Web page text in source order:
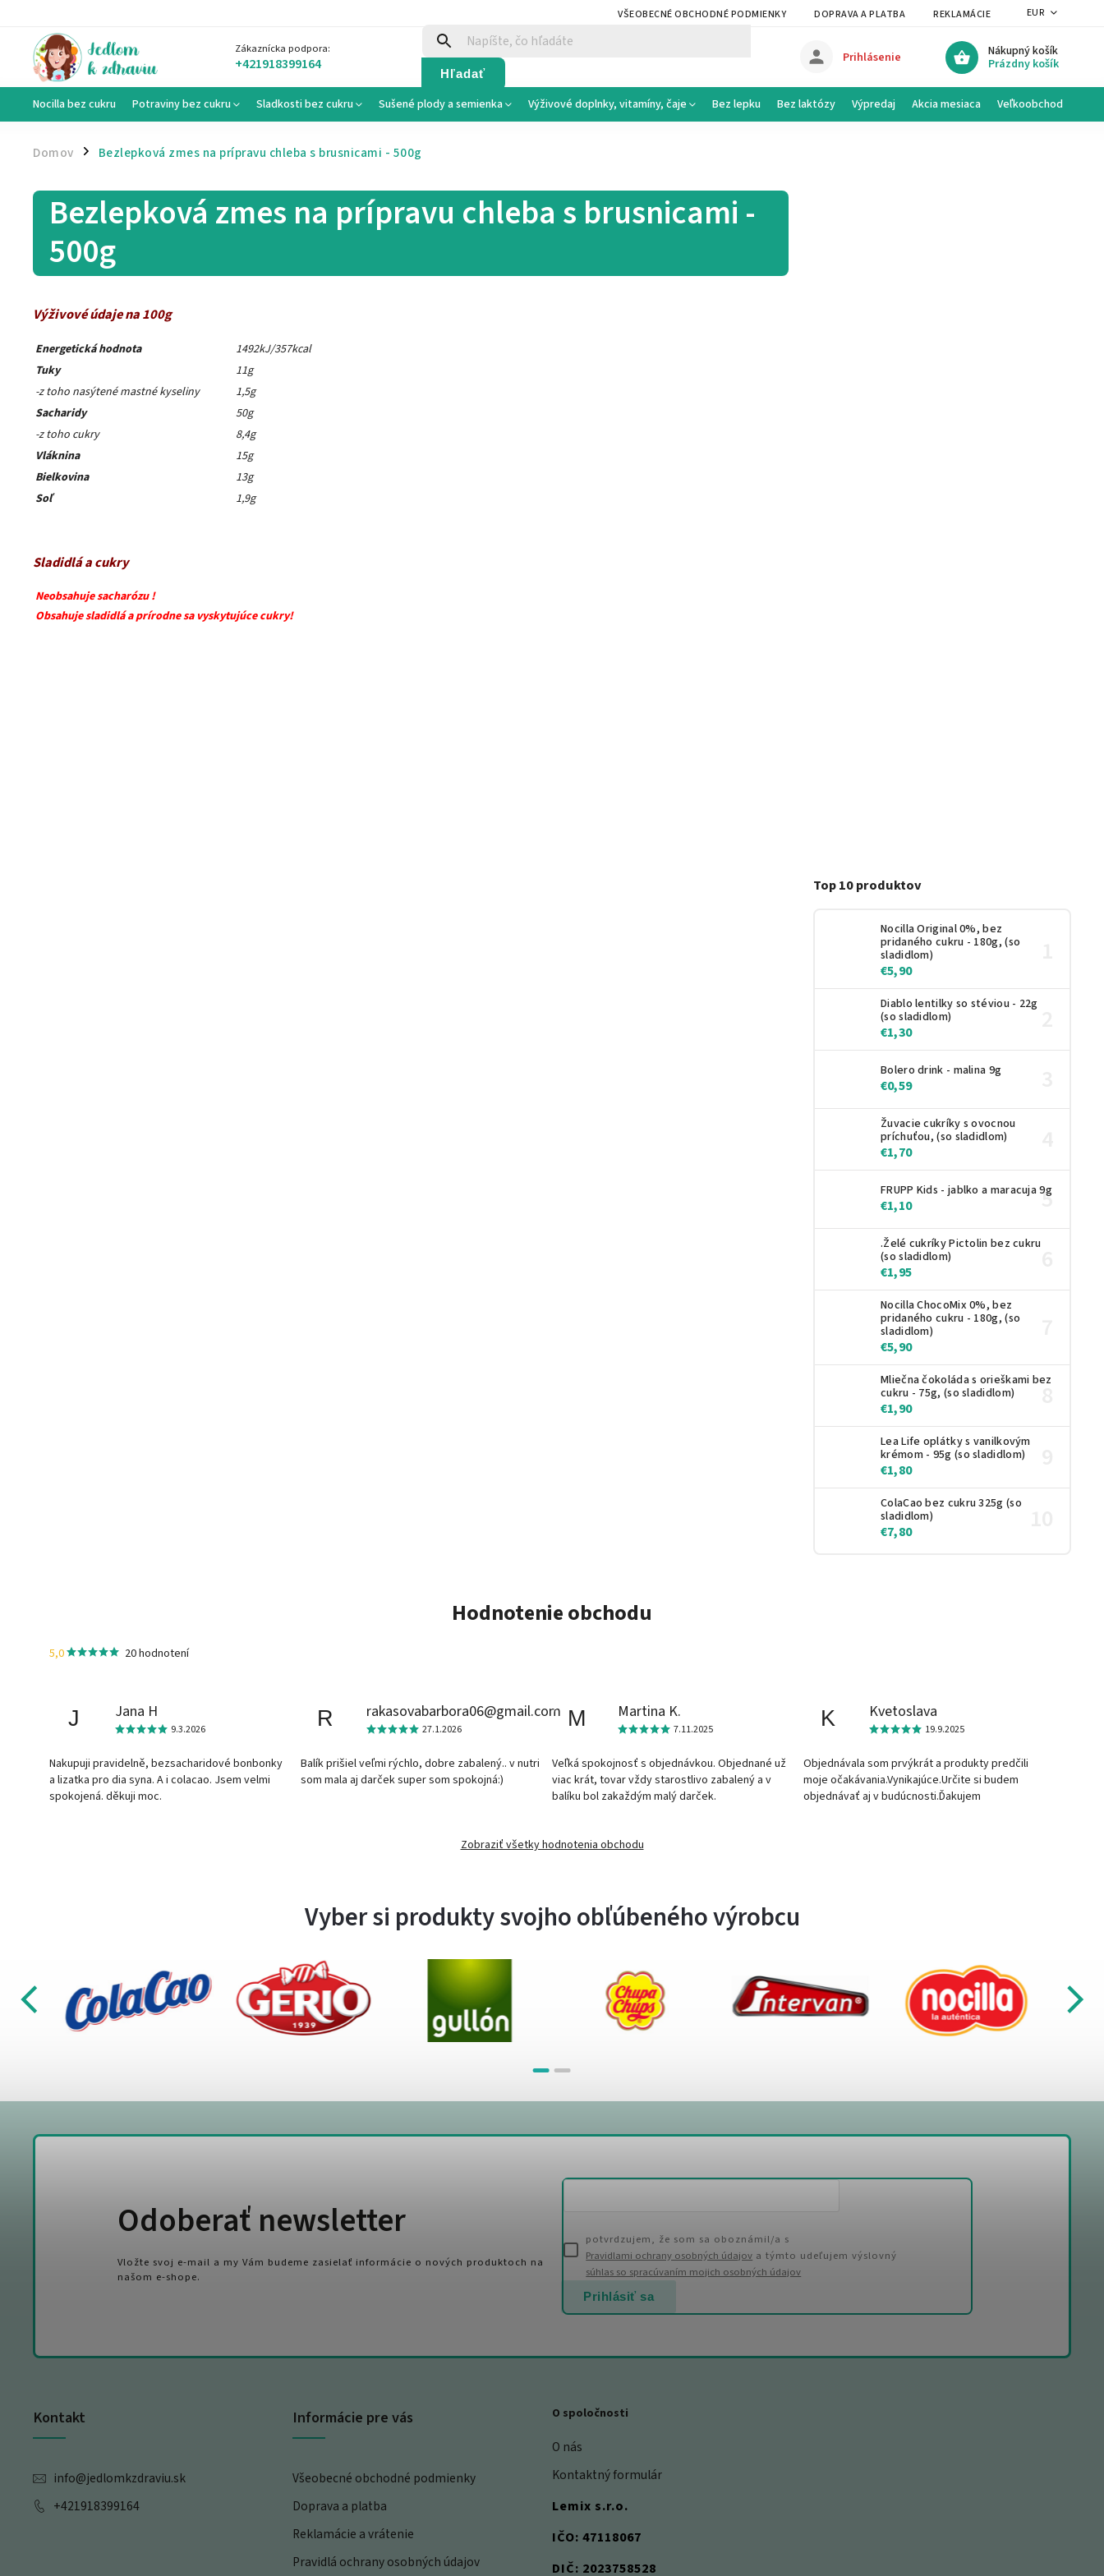
VŠEOBECNÉ OBCHODNÉ PODMIENKY DOPRAVA A PLATBA REKLAMÁCIE A VRÁTENIE
EUR
Zákaznícka podpora:
+421918399164 Hľadať
Nákupný košík
Prázdny košík
Prihlásenie
Nocilla bez cukru Potraviny bez cukru Sladkosti bez cukru Sušené plody a semienka Výživové doplnky, vitamíny, čaje Bez lepku Bez laktózy Výpredaj Akcia mesiaca Veľkoobchod
Domov / Bezlepková zmes na prípravu chleba s brusnicami - 500g
Top 10 produktov
Nocilla Original 0%, bez
pridaného cukru - 180g, (so
sladidlom)
€5,90
Diablo lentilky so stéviou - 22g
(so sladidlom)
€1,30
Bolero drink - malina 9g
€0,59
Žuvacie cukríky s ovocnou
príchuťou, (so sladidlom)
€1,70
FRUPP Kids - jablko a maracuja 9g
€1,10
.Želé cukríky Pictolin bez cukru
(so sladidlom)
€1,95
Nocilla ChocoMix 0%, bez
pridaného cukru - 180g, (so
sladidlom)
€5,90
Mliečna čokoláda s orieškami bez
cukru - 75g, (so sladidlom)
€1,90
Lea Life oplátky s vanilkovým
krémom - 95g (so sladidlom)
€1,80
ColaCao bez cukru 325g (so
sladidlom)
€7,80
Bezlepková zmes na prípravu chleba s brusnicami -
500g
Výživové údaje na 100g
Energetická hodnota
1492kJ/357kcal
Tuky
11g
-z toho nasýtené mastné kyseliny
1,5g
Sacharidy
50g
-z toho cukry
8,4g
Vláknina
15g
Bielkovina
13g
Soľ
1,9g
Sladidlá a cukry
Neobsahuje sacharózu !
Obsahuje sladidlá a prírodne sa vyskytujúce cukry!
Hodnotenie obchodu
5,0 20 hodnotení
J Jana H
9.3.2026
Nakupuji pravidelně, bezsacharidové bonbonky
a lizatka pro dia syna. A i colacao. Jsem velmi
spokojená. děkuji moc.
R rakasovabarbora06@gmail.com
27.1.2026
Balík prišiel veľmi rýchlo, dobre zabalený.. v nutri
som mala aj darček super som spokojná:)
M Martina K.
7.11.2025
Veľká spokojnosť s objednávkou. Objednané už
viac krát, tovar vždy starostlivo zabalený a v
balíku bol zakaždým malý darček.
K Kvetoslava
19.9.2025
Objednávala som prvýkrát a produkty predčili
moje očakávania.Vynikajúce.Určite si budem
objednávať aj v budúcnosti.Ďakujem
Zobraziť všetky hodnotenia obchodu
Vyber si produkty svojho obľúbeného výrobcu
Kontakt
info@jedlomkzdraviu.sk
+421918399164
Informácie pre vás
Všeobecné obchodné podmienky
Doprava a platba
Reklamácie a vrátenie
Pravidlá ochrany osobných údajov
O spoločnosti
O nás
Kontaktný formulár
Lemix s.r.o.
IČO: 47118067
DIČ: 2023758528
Odoberať newsletter
Vložte svoj e-mail a my Vám budeme zasielať informácie o nových produktoch na
našom e-shope.
potvrdzujem, že som sa oboznámil/a s
Pravidlami ochrany osobných údajov a týmto udeľujem výslovný
súhlas so spracúvaním mojich osobných údajov
Prihlásiť sa